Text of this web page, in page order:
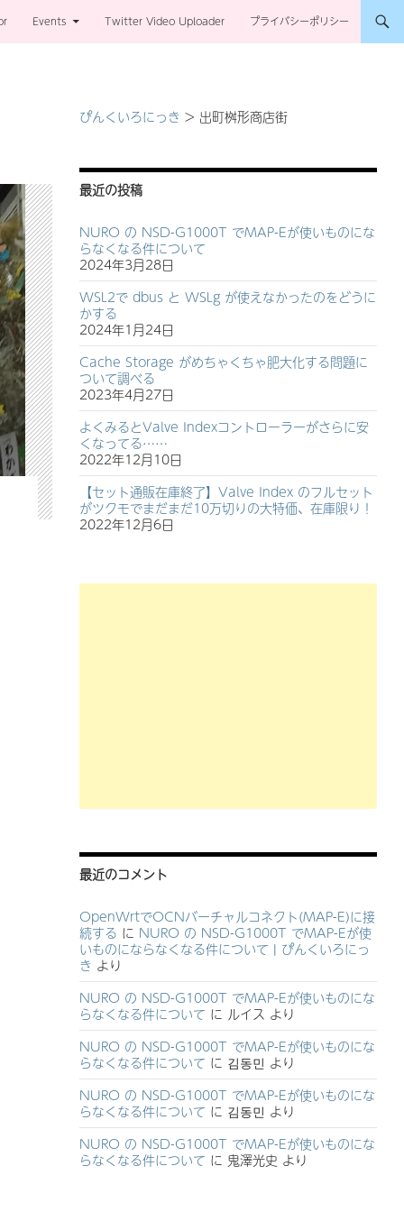
Events Twitter Video Uploader プライバシーポリシー
ぴんくいろにっき > 出町桝形商店街
最近の投稿
NURO の NSD-G1000T でMAP-Eが使いものにな
らなくなる件について
2024年3月28日
WSL2で dbus と WSLg が使えなかったのをどうに
かする
2024年1月24日
Cache Storage がめちゃくちゃ肥大化する問題に
ついて調べる
2023年4月27日
よくみるとValve Indexコントローラーがさらに安
くなってる……
2022年12月10日
【セット通販在庫終了】Valve Index のフルセット
がツクモでまだまだ10万切りの大特価、在庫限り！
2022年12月6日
最近のコメント
OpenWrtでOCNバーチャルコネクト(MAP-E)に接
続する に NURO の NSD-G1000T でMAP-Eが使
いものにならなくなる件について | ぴんくいろにっ
き より
NURO の NSD-G1000T でMAP-Eが使いものにな
らなくなる件について に ルイス より
NURO の NSD-G1000T でMAP-Eが使いものにな
らなくなる件について に 김동민 より
NURO の NSD-G1000T でMAP-Eが使いものにな
らなくなる件について に 김동민 より
NURO の NSD-G1000T でMAP-Eが使いものにな
らなくなる件について に 鬼澤光史 より